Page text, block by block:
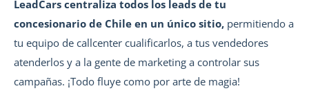
LeadCars centraliza todos los leads de tu
concesionario de Chile en un único sitio, permitiendo a
tu equipo de callcenter cualificarlos, a tus vendedores
atenderlos y a la gente de marketing a controlar sus
campañas. ¡Todo fluye como por arte de magia!